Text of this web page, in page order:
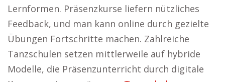
Lernformen. Präsenzkurse liefern nützliches
Feedback, und man kann online durch gezielte
Übungen Fortschritte machen. Zahlreiche
Tanzschulen setzen mittlerweile auf hybride
Modelle, die Präsenzunterricht durch digitale